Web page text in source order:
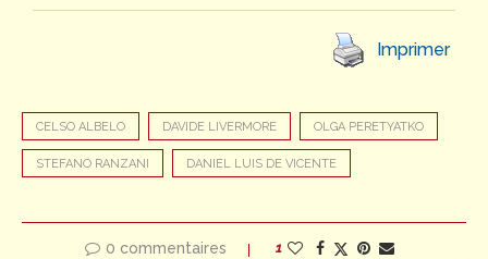
Imprimer
CELSO ALBELO DAVIDE LIVERMORE OLGA PERETYATKO
STEFANO RANZANI DANIEL LUIS DE VICENTE
0 commentaires 1